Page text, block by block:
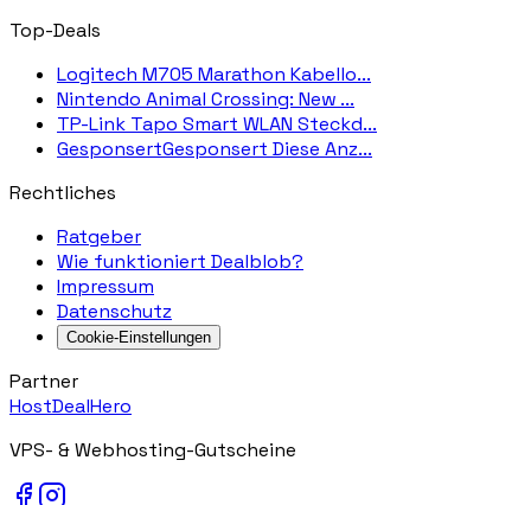
Top-Deals
Logitech M705 Marathon Kabello...
Nintendo Animal Crossing: New ...
TP-Link Tapo Smart WLAN Steckd...
GesponsertGesponsert Diese Anz...
Rechtliches
Ratgeber
Wie funktioniert Dealblob?
Impressum
Datenschutz
Cookie-Einstellungen
Partner
HostDealHero
VPS- & Webhosting-Gutscheine